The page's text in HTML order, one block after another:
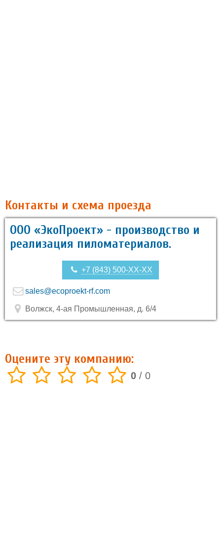
Контакты и схема проезда
ООО «ЭкоПроект» - производство и
реализация пиломатериалов.
+7 (843) 500-XX-XX
sales@ecoproekt-rf.com
Волжск, 4-ая Промышленная, д. 6/4
Оцените эту компанию:
0 / 0